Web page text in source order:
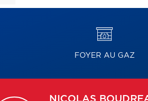
FOYER AU GAZ
NICOLAS